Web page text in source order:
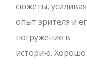
сюжеты, усиливая
опыт зрителя и
погружение в
историю. Хорошо